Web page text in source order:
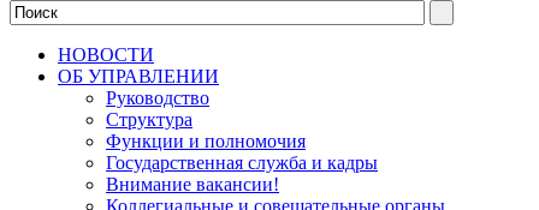
НОВОСТИ
ОБ УПРАВЛЕНИИ
Руководство
Структура
Функции и полномочия
Государственная служба и кадры
Внимание вакансии!
Коллегиальные и совещательные органы